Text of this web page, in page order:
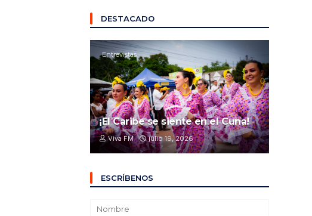
DESTACADO
Entrevistas
¡El Caribe se siente en el Cuna!
Viva FM julio 19, 2026
ESCRÍBENOS